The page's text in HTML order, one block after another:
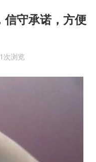
信守承诺，方便
浏览